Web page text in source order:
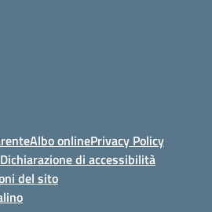
Albo onlinePrivacy Policy
Dichiarazione di accessibilità
del sito